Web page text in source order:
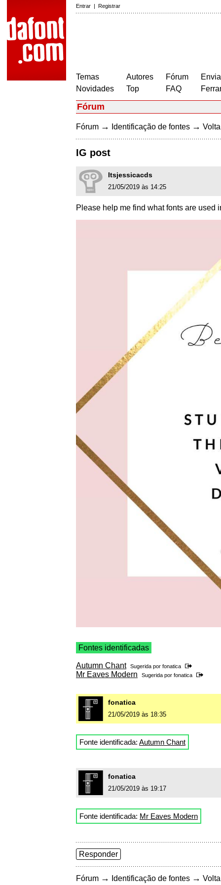
Entrar | Registrar
Temas
Novidades
Autores
Top
Fórum
FAQ
Fórum
Fórum → Identificação de fontes →
IG post
Itsjessicacds
21/05/2019 às 14:25
Please help me find what fonts are used
Fontes identificadas
Autumn Chant Sugerida por fonatica
Mr Eaves Modern Sugerida por fonatica
fonatica
21/05/2019 às 18:35
Fonte identificada: Autumn Chant
fonatica
21/05/2019 às 19:17
Fonte identificada: Mr Eaves Modern
Responder
Fórum → Identificação de fontes →